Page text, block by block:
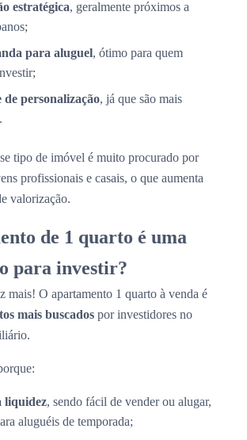
estratégica, geralmente próximos a
para aluguel, ótimo para quem
de personalização, já que são mais
tipo de imóvel é muito procurado por
profissionais e casais, o que aumenta
valorização.
de 1 quarto é uma
para investir?
mais! O apartamento 1 quarto à venda é
mais buscados por investidores no
liquidez, sendo fácil de vender ou alugar,
aluguéis de temporada;